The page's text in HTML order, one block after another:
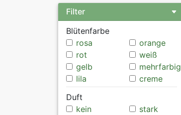
Filter
Blütenfarbe
rosa
orange
rot
weiß
gelb
mehrfarbig
lila
creme
Duft
kein
stark